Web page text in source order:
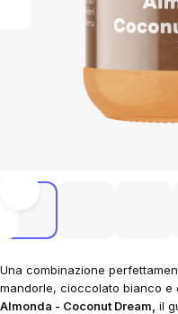
Una combinazione
mandorle, cioccolato bianco e
Almonda - Coconut Dream, il